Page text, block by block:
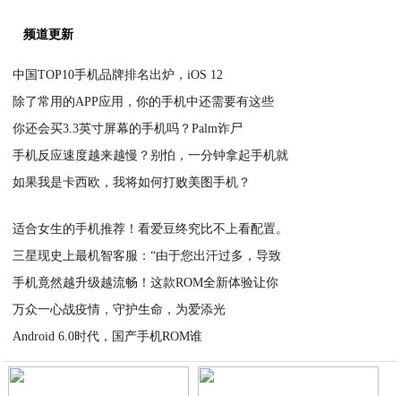
频道更新
中国TOP10手机品牌排名出炉，iOS 12
除了常用的APP应用，你的手机中还需要有这些
你还会买3.3英寸屏幕的手机吗？Palm诈尸
手机反应速度越来越慢？别怕，一分钟拿起手机就
如果我是卡西欧，我将如何打败美图手机？
适合女生的手机推荐！看爱豆终究比不上看配置。
三星现史上最机智客服：“由于您出汗过多，导致
手机竟然越升级越流畅！这款ROM全新体验让你
万众一心战疫情，守护生命，为爱添光
Android 6.0时代，国产手机ROM谁
2020-05-31